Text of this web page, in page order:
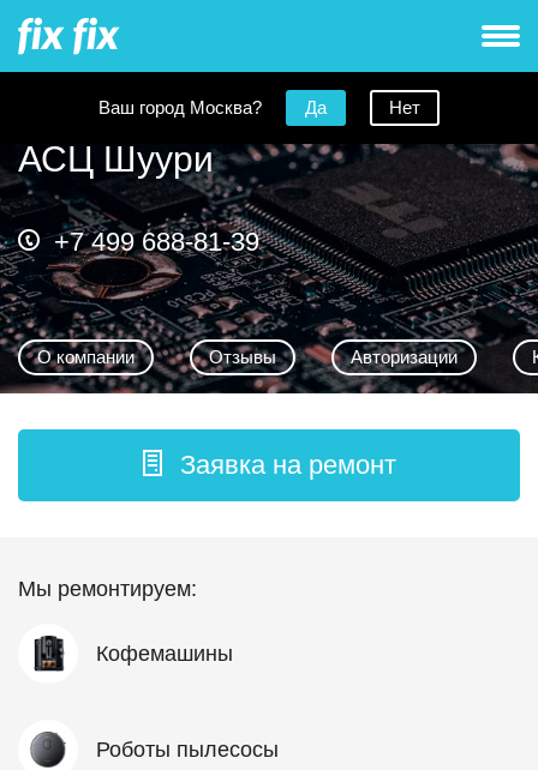
Ваш город Москва? Да Нет
АСЦ Шуури
+7 499 688-81-39
О компании Отзывы Авторизации
Заявка на ремонт
Мы ремонтируем:
Кофемашины
Роботы пылесосы